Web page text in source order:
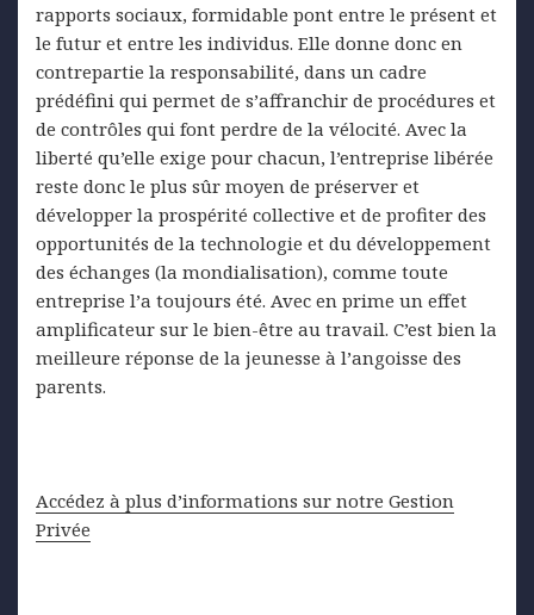
rapports sociaux, formidable pont entre le présent et
le futur et entre les individus. Elle donne donc en
contrepartie la responsabilité, dans un cadre
prédéfini qui permet de s’affranchir de procédures et
de contrôles qui font perdre de la vélocité. Avec la
liberté qu’elle exige pour chacun, l’entreprise libérée
reste donc le plus sûr moyen de préserver et
développer la prospérité collective et de profiter des
opportunités de la technologie et du développement
des échanges (la mondialisation), comme toute
entreprise l’a toujours été. Avec en prime un effet
amplificateur sur le bien-être au travail. C’est bien la
meilleure réponse de la jeunesse à l’angoisse des
parents.
Accédez à plus d’informations sur notre Gestion
Privée